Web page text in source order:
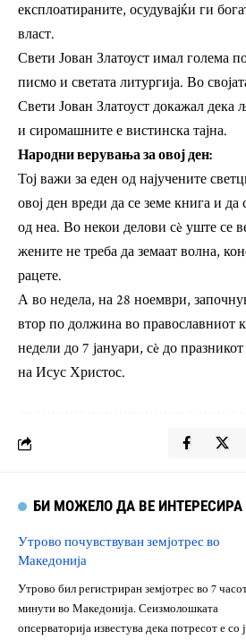
експлоатираните, осудувајќи ги
власт.
Свети Јован Златоуст имал голема
писмо и светата литургија. Во
Свети Јован Златоуст докажал
и сиромашните е вистинска тајна.
Народни верувања за овој ден:
Тој важи за еден од најучените
овој ден вреди да се земе книга и
од неа. Во некои делови сè уште се
жените не треба да земаат волна,
рацете.
А во недела, на 28 ноември,
втор по должина во православниот
недели до 7 јануари, сè до
на Исус Христос.
БИ МОЖЕЛО ДА ВЕ ИНТЕРЕСИРА
Утрово почувствуван земјотрес во
Македонија
Утрово бил регистриран земјотрес во 7
минути во Македонија. Сеизмолошката
опсерваторија известува дека потресот е со